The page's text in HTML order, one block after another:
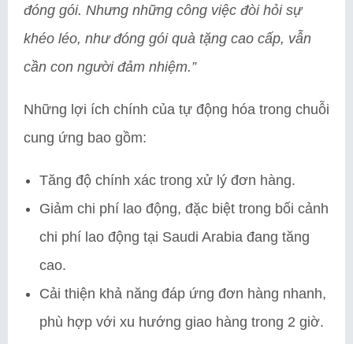
đóng gói. Nhưng những công việc đòi hỏi sự
khéo léo, như đóng gói quà tặng cao cấp, vẫn
cần con người đảm nhiệm.”
Những lợi ích chính của tự động hóa trong chuỗi
cung ứng bao gồm:
Tăng độ chính xác trong xử lý đơn hàng.
Giảm chi phí lao động, đặc biệt trong bối cảnh
chi phí lao động tại Saudi Arabia đang tăng
cao.
Cải thiện khả năng đáp ứng đơn hàng nhanh,
phù hợp với xu hướng giao hàng trong 2 giờ.